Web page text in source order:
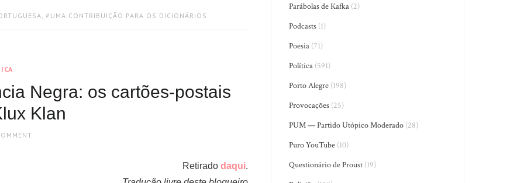
, UMA CONTRIBUIÇÃO PARA OS DICIONÁRIOS
Negra: os cartões-postais
Klan
Retirado daqui.
Parábolas de Kafka (2)
Podcasts (1)
Poesia (71)
Política (591)
Porto Alegre (198)
Provocações (25)
PUM — Partido Utópico Moderado (28)
Puro YouTube (10)
Questionário de Proust (19)